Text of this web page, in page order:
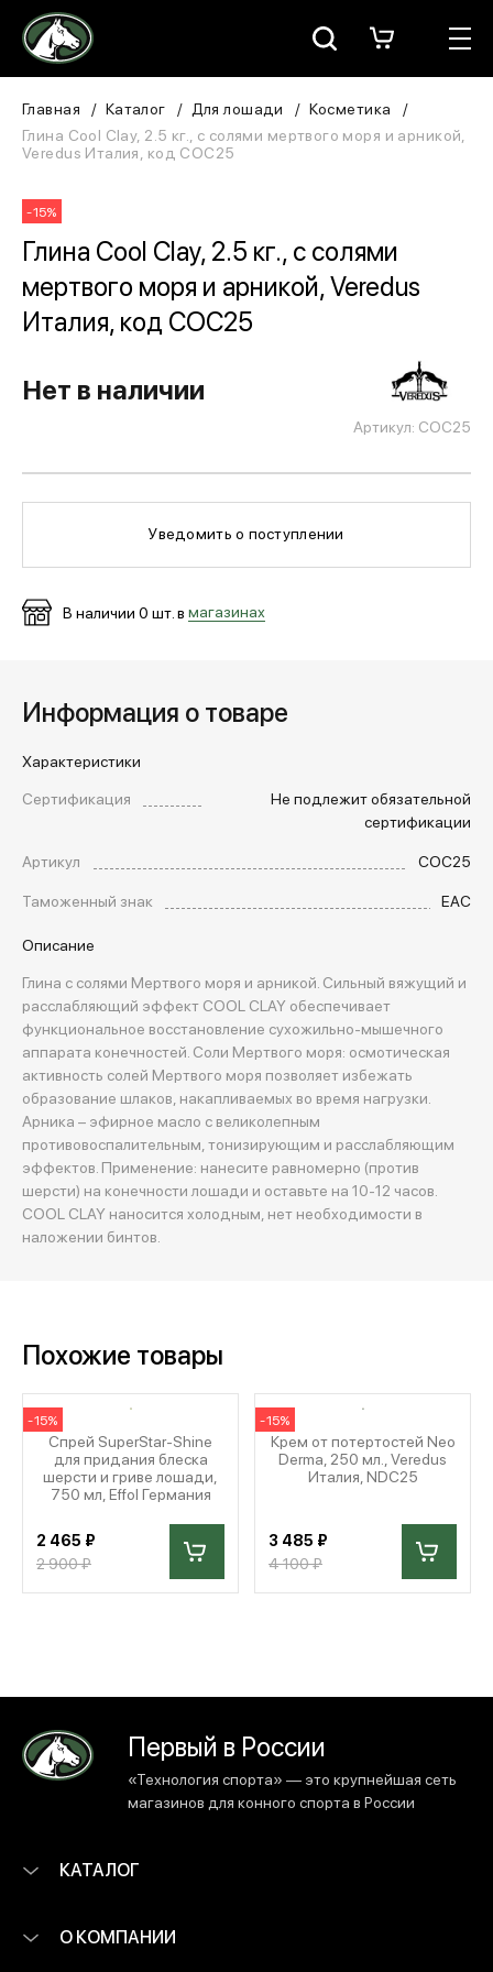
Москва
Для всадника
Для лошади
В конюшню
ЗООТОВАРЫ
ПОКУПАТЕЛЯМ
ОПЛАТА И ДОСТАВКА
+7 (495) 139-66-00
Главная Каталог Для лошади
Косметика
Глина Cool Clay, 2.5 кг., с солями мертвого моря и арникой,
Veredus Италия, код COC25
-15%
Глина Cool Clay, 2.5 кг., с солями
мертвого моря и арникой, Veredus
Италия, код COC25
Артикул: COC25
Нет в наличии
Уведомить о поступлении
В наличии 0 шт. в магазинах
Информация о товаре
Характеристики
Сертификация
Не подлежит обязательной
сертификации
Артикул
COC25
Таможенный знак
EAC
Описание
Глина с солями Мертвого моря и арникой. Сильный вяжущий и
расслабляющий эффект COOL CLAY обеспечивает
функциональное восстановление сухожильно-мышечного
аппарата конечностей. Соли Мертвого моря: осмотическая
активность солей Мертвого моря позволяет избежать
образование шлаков, накапливаемых во время нагрузки.
Арника – эфирное масло с великолепным
противовоспалительным, тонизирующим и расслабляющим
эффектов. Применение: нанесите равномерно (против
шерсти) на конечности лошади и оставьте на 10-12 часов.
COOL CLAY наносится холодным, нет необходимости в
наложении бинтов.
Похожие товары
-15%
Спрей SuperStar-Shine
для придания блеска
шерсти и гриве лошади,
750 мл, Effol Германия
2 465 ₽
2 900 ₽
-15%
Крем от потертостей Neo
Derma, 250 мл., Veredus
Италия, NDC25
3 485 ₽
4 100 ₽
Первый в России
«Технология спорта» — это крупнейшая сеть
магазинов для конного спорта в России
КАТАЛОГ
О КОМПАНИИ